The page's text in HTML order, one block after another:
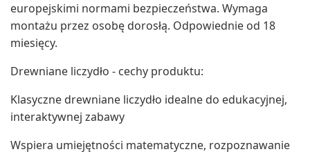
europejskimi normami bezpieczeństwa. Wymaga
montażu przez osobę dorosłą. Odpowiednie od 18
miesięcy.
Drewniane liczydło - cechy produktu:
Klasyczne drewniane liczydło idealne do edukacyjnej,
interaktywnej zabawy
Wspiera umiejętności matematyczne, rozpoznawanie